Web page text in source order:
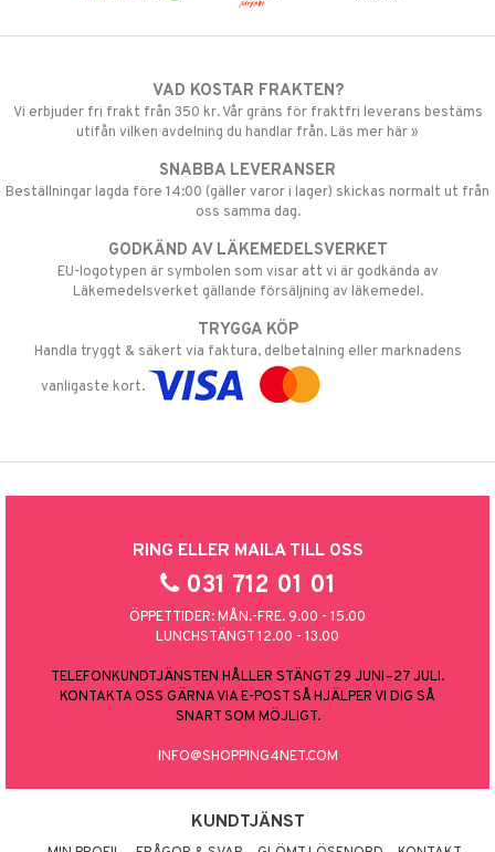
VAD KOSTAR FRAKTEN?
Vi erbjuder fri frakt från 350 kr. Vår gräns för fraktfri leverans bestäms
utifån vilken avdelning du handlar från. Läs mer här »
SNABBA LEVERANSER
Beställningar lagda före 14:00 (gäller varor i lager) skickas normalt ut från
oss samma dag.
GODKÄND AV LÄKEMEDELSVERKET
EU-logotypen är symbolen som visar att vi är godkända av
Läkemedelsverket gällande försäljning av läkemedel.
TRYGGA KÖP
Handla tryggt & säkert via faktura, delbetalning eller marknadens
vanligaste kort.
RING ELLER MAILA TILL OSS
031 712 01 01
ÖPPETTIDER: MÅN.-FRE. 9.00 - 15.00
LUNCHSTÄNGT 12.00 - 13.00
TELEFONKUNDTJÄNSTEN HÅLLER STÄNGT 29 JUNI–27 JULI.
KONTAKTA OSS GÄRNA VIA E-POST SÅ HJÄLPER VI DIG SÅ
SNART SOM MÖJLIGT.
INFO@SHOPPING4NET.COM
KUNDTJÄNST